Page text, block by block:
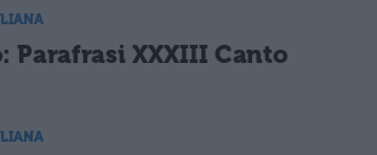
Parafrasi XXXIII Canto